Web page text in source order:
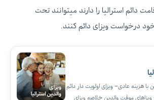
دائم استرالیا را دارند میتوانند تحت
درخواست ویزای دائم کنند.
با هزینه عادی– ویزای اولویت دار دائم
موقت والدین خلاصه ویزای